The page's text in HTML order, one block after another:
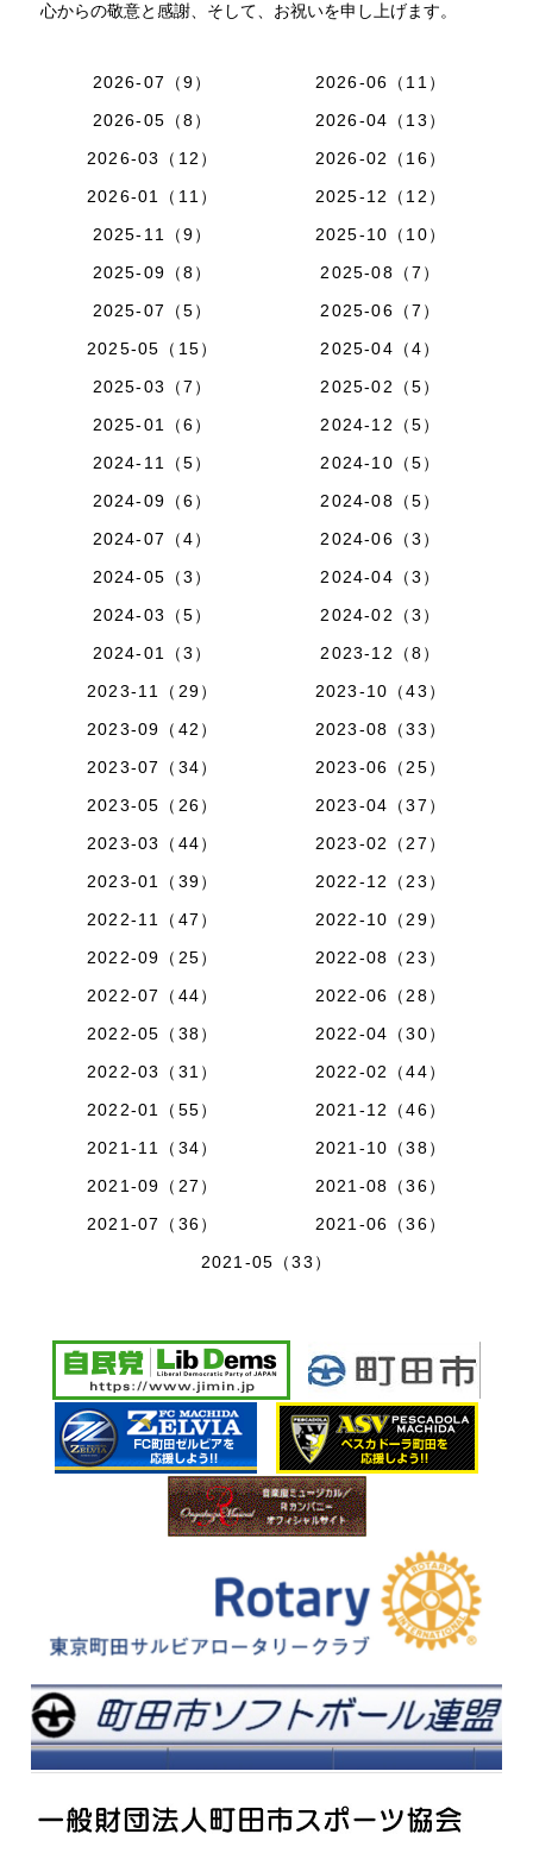
心からの敬意と感謝、そして、お祝いを申し上げます。
2026-07（9）
2026-06（11）
2026-05（8）
2026-04（13）
2026-03（12）
2026-02（16）
2026-01（11）
2025-12（12）
2025-11（9）
2025-10（10）
2025-09（8）
2025-08（7）
2025-07（5）
2025-06（7）
2025-05（15）
2025-04（4）
2025-03（7）
2025-02（5）
2025-01（6）
2024-12（5）
2024-11（5）
2024-10（5）
2024-09（6）
2024-08（5）
2024-07（4）
2024-06（3）
2024-05（3）
2024-04（3）
2024-03（5）
2024-02（3）
2024-01（3）
2023-12（8）
2023-11（29）
2023-10（43）
2023-09（42）
2023-08（33）
2023-07（34）
2023-06（25）
2023-05（26）
2023-04（37）
2023-03（44）
2023-02（27）
2023-01（39）
2022-12（23）
2022-11（47）
2022-10（29）
2022-09（25）
2022-08（23）
2022-07（44）
2022-06（28）
2022-05（38）
2022-04（30）
2022-03（31）
2022-02（44）
2022-01（55）
2021-12（46）
2021-11（34）
2021-10（38）
2021-09（27）
2021-08（36）
2021-07（36）
2021-06（36）
2021-05（33）